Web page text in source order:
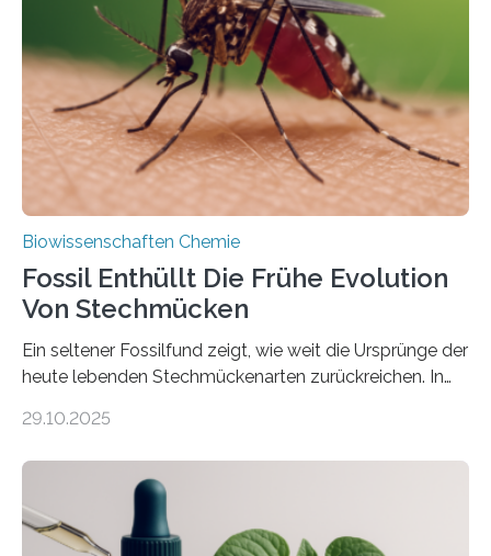
die noch heute in der Natur vorkommt: die
Süßwasseralge Coleochaetophyceae. Einige Arten
dieser Gruppe bilden aus Zellfäden dichte Geflechte
mit scheibenförmiger Gestalt. Was auffällig ist: Die
nächsten…
Biowissenschaften Chemie
Fossil Enthüllt Die Frühe Evolution
Von Stechmücken
Ein seltener Fossilfund zeigt, wie weit die Ursprünge der
heute lebenden Stechmückenarten zurückreichen. In
Forschende die bisher älteste bekannte Stechmücken-
Region Kachin in Myanmar und hat sich in
ausgezeichnetem Zustand erhalten. Es konnte als neue
Art einer neuen Gattung beschrieben werden und trägt
29.10.2025